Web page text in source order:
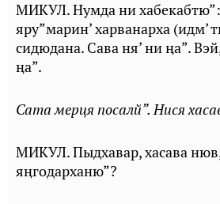
МИКУЛ. Нумда ни хабекабтю”:
яру”марин’ харванарха (идм’
сидюдана. Сава ня’ ни ӊа”.
ӊа”.
Сата мерця посалй”. Нися
МИКУЛ. Пыдхавар, хасава нюв,
яӊгодарханю”?